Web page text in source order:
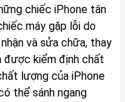
chiếc iPhone tân
máy gặp lỗi do
và sửa chữa, thay
được kiểm định chất
lượng của iPhone
thể sánh ngang